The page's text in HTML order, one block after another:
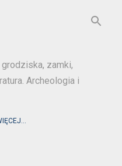
zamki,
Archeologia i